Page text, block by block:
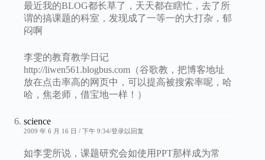
最近我的BLOG都长草了，天天都在瞎忙，去了所
谓的搞课题的科室，发现成了一等一的大打杂，郁
闷啊
李雯的教育教学日记
http://liwen561.blogbus.com（谷歌教，把博客地址
放在点击率高的网页中，可以提高被搜索率呢，哈
哈，焦老师，借宝地一样！）
science
2009 年 6 月 16 日 / 下午 9:34 登录以回复
如李雯所说，课题研究会如使用PPT那样成为常